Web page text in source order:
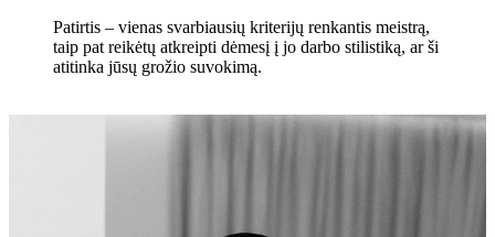
Patirtis – vienas svarbiausių kriterijų renkantis meistrą,
taip pat reikėtų atkreipti dėmesį į jo darbo stilistiką, ar ši
atitinka jūsų grožio suvokimą.